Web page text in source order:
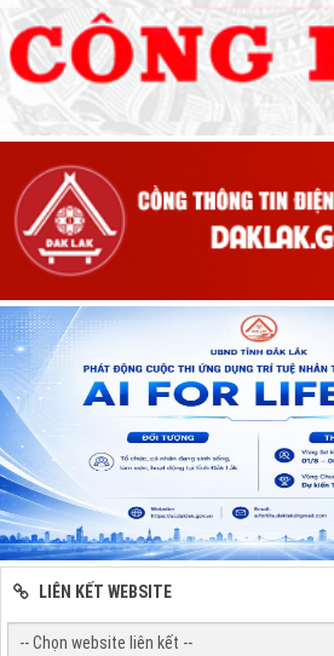
LIÊN KẾT WEBSITE